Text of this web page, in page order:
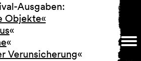
Ausgaben:
Objekte«
«
«
Verunsicherung«